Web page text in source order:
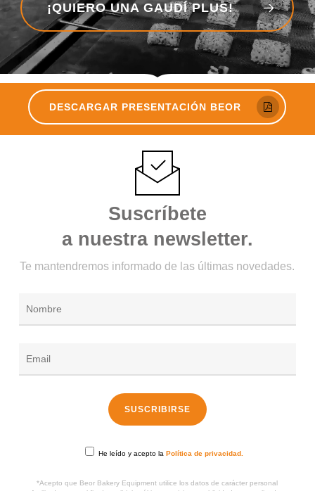
¡QUIERO UNA GAUDÍ PLUS!
DESCARGAR PRESENTACIÓN BEOR
Suscríbete
a nuestra newsletter.
Te mantendremos informado de las últimas novedades.
He leído y acepto laPolítica de privacidad.
*Acepto que Beor Bakery Equipment utilice los datos de carácter personal